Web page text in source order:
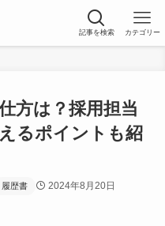
記事を検索 カテゴリー
方は？採用担当
るポイントも紹
履歴書 2024年8月20日